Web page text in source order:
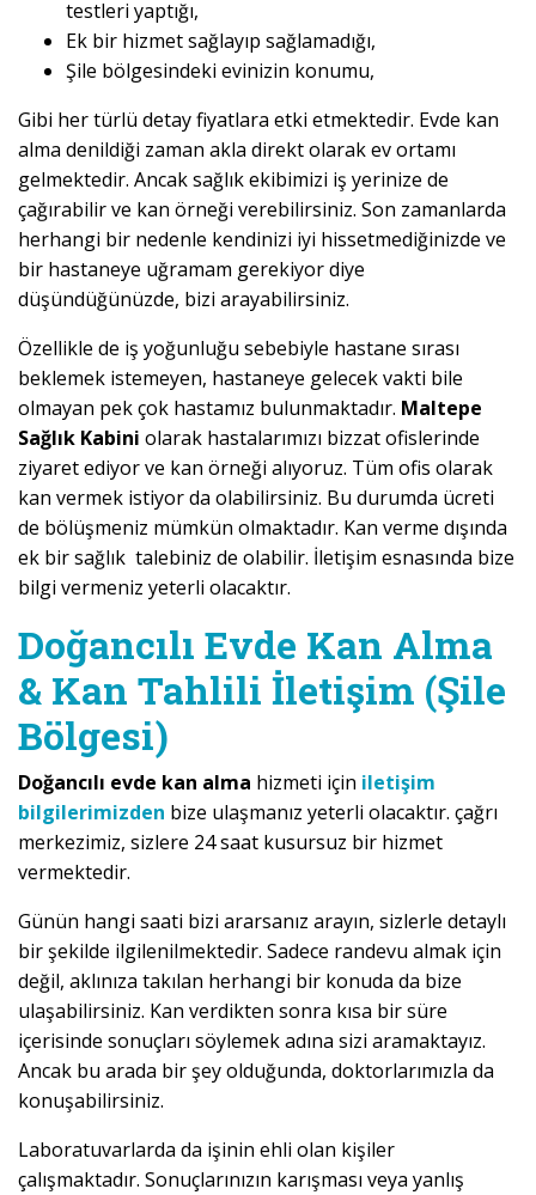
testleri yaptığı,
Ek bir hizmet sağlayıp sağlamadığı,
Şile bölgesindeki evinizin konumu,
Gibi her türlü detay fiyatlara etki etmektedir. Evde kan
alma denildiği zaman akla direkt olarak ev ortamı
gelmektedir. Ancak sağlık ekibimizi iş yerinize de
çağırabilir ve kan örneği verebilirsiniz. Son zamanlarda
herhangi bir nedenle kendinizi iyi hissetmediğinizde ve
bir hastaneye uğramam gerekiyor diye
düşündüğünüzde, bizi arayabilirsiniz.
Özellikle de iş yoğunluğu sebebiyle hastane sırası
beklemek istemeyen, hastaneye gelecek vakti bile
olmayan pek çok hastamız bulunmaktadır. Maltepe
Sağlık Kabini olarak hastalarımızı bizzat ofislerinde
ziyaret ediyor ve kan örneği alıyoruz. Tüm ofis olarak
kan vermek istiyor da olabilirsiniz. Bu durumda ücreti
de bölüşmeniz mümkün olmaktadır. Kan verme dışında
ek bir sağlık talebiniz de olabilir. İletişim esnasında bize
bilgi vermeniz yeterli olacaktır.
Doğancılı Evde Kan Alma
& Kan Tahlili İletişim (Şile
Bölgesi)
Doğancılı evde kan alma hizmeti için iletişim
bilgilerimizden bize ulaşmanız yeterli olacaktır. çağrı
merkezimiz, sizlere 24 saat kusursuz bir hizmet
vermektedir.
Günün hangi saati bizi ararsanız arayın, sizlerle detaylı
bir şekilde ilgilenilmektedir. Sadece randevu almak için
değil, aklınıza takılan herhangi bir konuda da bize
ulaşabilirsiniz. Kan verdikten sonra kısa bir süre
içerisinde sonuçları söylemek adına sizi aramaktayız.
Ancak bu arada bir şey olduğunda, doktorlarımızla da
konuşabilirsiniz.
Laboratuvarlarda da işinin ehli olan kişiler
çalışmaktadır. Sonuçlarınızın karışması veya yanlış